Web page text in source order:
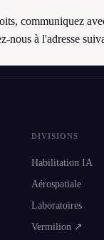
communiquez
nous à l'adresse
DIVISIONS
Habilitation IA
Aérospatiale
Laboratoires
Vermilion ↗